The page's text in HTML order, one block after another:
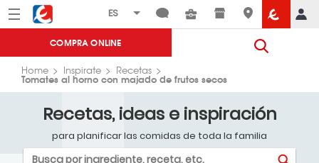
Menú Eroski
COMPRA ONLINE
Home Inspirate Recetas
Tomates al horno con majado de frutos secos
Recetas, ideas e inspiración
para planificar las comidas de toda la familia